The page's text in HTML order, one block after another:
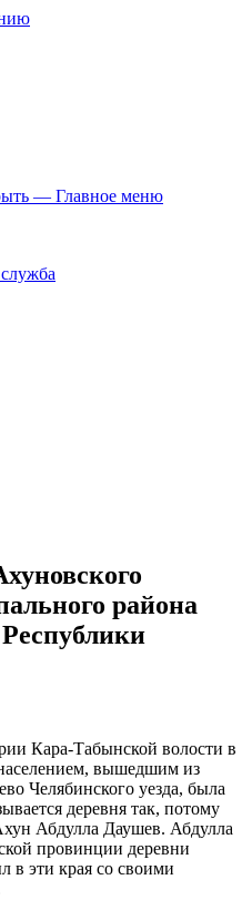
— Главное меню
района
Кара-Табынской волости в
вышедшим из
Челябинского уезда, была
деревня так, потому
Абдулла Даушев. Абдулла
провинции деревни
в эти края со своими